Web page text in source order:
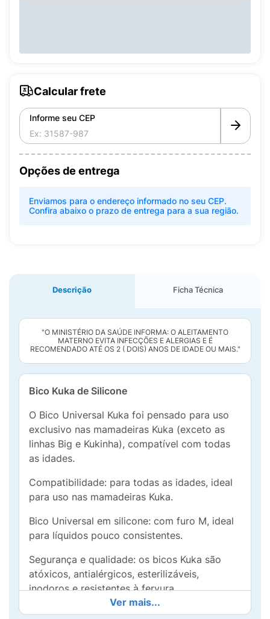
Calcular frete
Informe seu CEP
Opções de entrega
Enviamos para o endereço informado no seu CEP.
Confira abaixo o prazo de entrega para a sua região.
Descrição Ficha Técnica
"O MINISTÉRIO DA SAÚDE INFORMA: O ALEITAMENTO
MATERNO EVITA INFECÇÕES E ALERGIAS E É
RECOMENDADO ATÉ OS 2 ( DOIS) ANOS DE IDADE OU MAIS."
Bico Kuka de Silicone
O Bico Universal Kuka foi pensado para uso
exclusivo nas mamadeiras Kuka (exceto as
linhas Big e Kukinha), compatível com todas
as idades.
Compatibilidade: para todas as idades, ideal
para uso nas mamadeiras Kuka.
Bico Universal em silicone: com furo M, ideal
para líquidos pouco consistentes.
Segurança e qualidade: os bicos Kuka são
atóxicos, antialérgicos, esterilizáveis,
inodoros e resistentes à fervura.
Contém: 2 unidades.
Ver mais...